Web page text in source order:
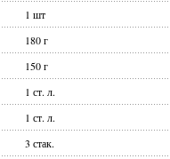
1 шт
180 г
150 г
1 ст. л.
1 ст. л.
3 стак.